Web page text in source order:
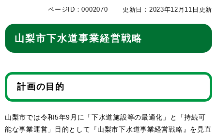
ページID：0002070 更新日：2023年12月11日更新
山梨市下水道事業経営戦略
計画の目的
山梨市では令和5年9月に「下水道施設等の最適化」と「持続可
能な事業運営」目的として『山梨市下水道事業経営戦略』を見直